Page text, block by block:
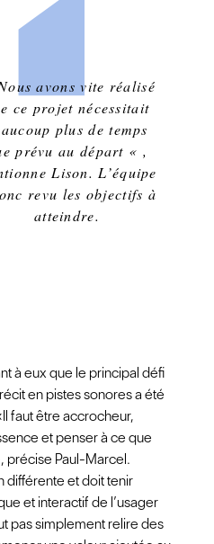
avons vite réalisé
ce projet nécessitait
plus de temps
prévu au départ « ,
Lison. L’équipe
revu les objectifs à
atteindre.
à eux que le principal défi
en pistes sonores a été
faut être accrocheur,
et penser à ce que
précise Paul-Marcel.
différente et doit tenir
et interactif de l’usager
pas simplement relire des